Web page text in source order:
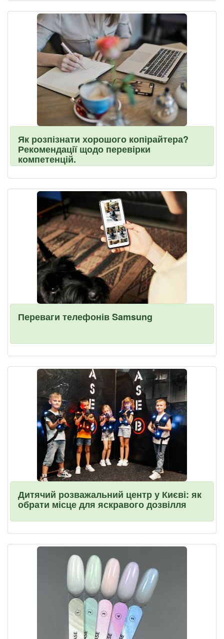
Як розпізнати хорошого копірайтера?
Рекомендації щодо перевірки
компетенцій.
Переваги телефонів Samsung
Дитячий розважальний центр у Києві: як
обрати місце для яскравого дозвілля